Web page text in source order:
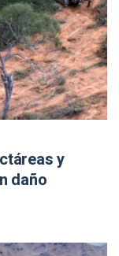
y
daño